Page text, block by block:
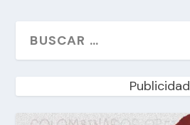
Publicidad